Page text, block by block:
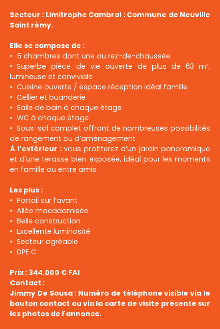
Secteur : Limitrophe Cambrai : Commune de Neuville
Saint rémy.
Elle se compose de :
5 chambres dont une au rez-de-chaussée
Superbe pièce de vie ouverte de plus de 63 m²,
lumineuse et conviviale
Cuisine ouverte / espace réception idéal famille
Cellier et buanderie
Salle de bain à chaque étage
WC à chaque étage
Sous-sol complet offrant de nombreuses possibilités
de rangement ou d’aménagement
À l’extérieur :vous profiterez d’un jardin panoramique
et d'une terasse bien exposée, idéal pour les moments
en famille ou entre amis.
Les plus :
Portail sur l’avant
Allée macadamisée
Belle construction
Excellente luminosité
Secteur agréable
DPE C
Prix : 344.000 € FAI
Contact :
Jimmy De Sousa : Numéro de téléphone visible via le
bouton contact ou via la carte de visite présente sur
les photos de l'annonce.